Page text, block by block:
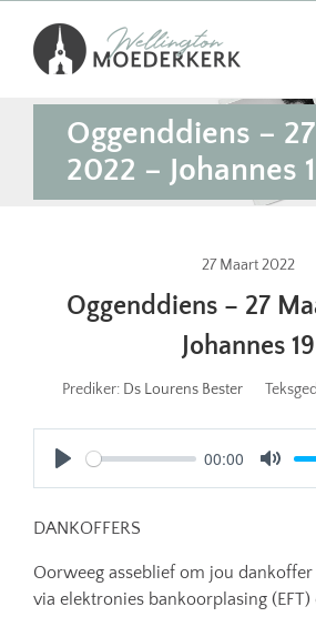
content
Oggenddiens –
2022 – Johannes
27 Maart 2022
Oggenddiens – 27
Johannes 19
Prediker: Ds Lourens Bester
Play
00:00
Mute
DANKOFFERS
Oorweeg asseblief om jou
via elektronies bankoorplasing (EFT)